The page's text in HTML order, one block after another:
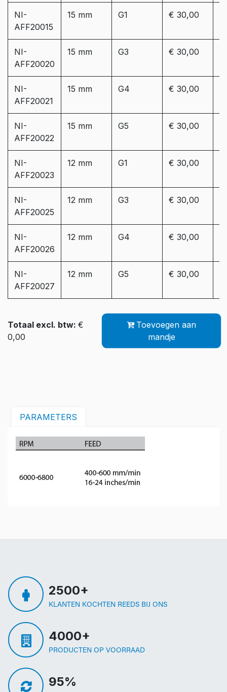
NI-
AFF20015
15 mm G1 € 30,00
NI-
AFF20020
15 mm G3 € 30,00
NI-
AFF20021
15 mm G4 € 30,00
NI-
AFF20022
15 mm G5 € 30,00
NI-
AFF20023
12 mm G1 € 30,00
NI-
AFF20025
12 mm G3 € 30,00
NI-
AFF20026
12 mm G4 € 30,00
NI-
AFF20027
12 mm G5 € 30,00
Totaal excl. btw: €
0,00
Toevoegen aan
mandje
PARAMETERS
2500+
KLANTEN KOCHTEN REEDS BIJ ONS
4000+
PRODUCTEN OP VOORRAAD
95%